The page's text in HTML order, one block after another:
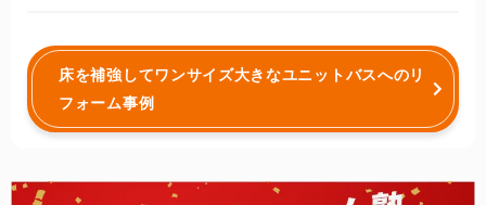
床を補強してワンサイズ大きなユニットバスへのリ
フォーム事例